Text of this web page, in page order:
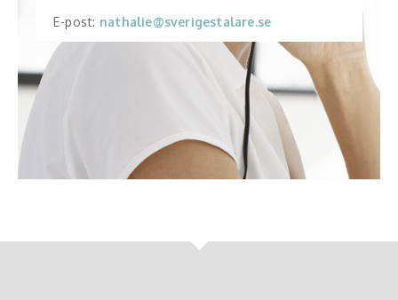
E-post: nathalie@sverigestalare.se